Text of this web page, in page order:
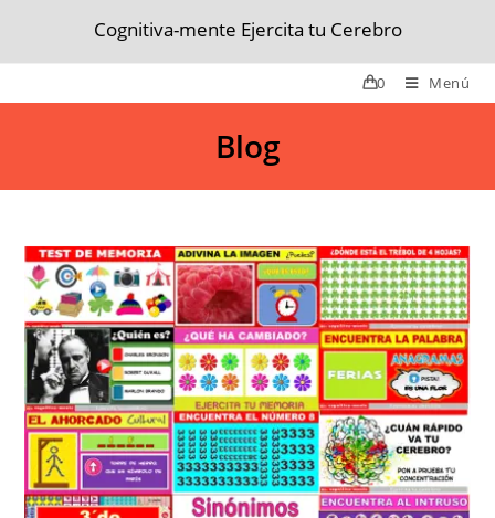
Cognitiva-mente Ejercita tu Cerebro
0 Menú
Blog